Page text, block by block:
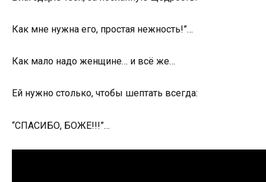
Как мне нужна его, простая нежность!”…
Как мало надо женщине… и всё же…
Ей нужно столько, чтобы шептать всегда:
“СПАСИБО, БОЖЕ!!!”…